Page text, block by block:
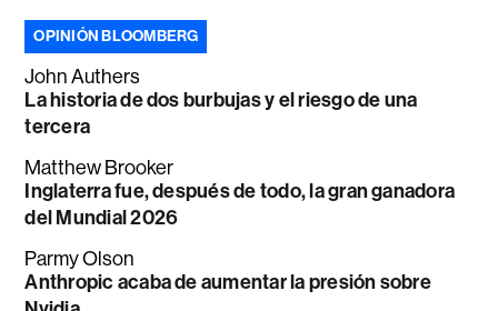
OPINIÓN BLOOMBERG
John Authers
La historia de dos burbujas y el riesgo de una
tercera
Matthew Brooker
Inglaterra fue, después de todo, la gran ganadora
del Mundial 2026
Parmy Olson
Anthropic acaba de aumentar la presión sobre